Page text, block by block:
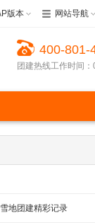
版本 网站导航
400-801-
团建热线工作时间
地团建精彩记录